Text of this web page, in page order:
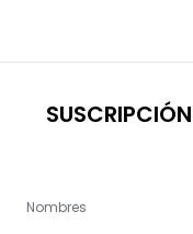
Nombres